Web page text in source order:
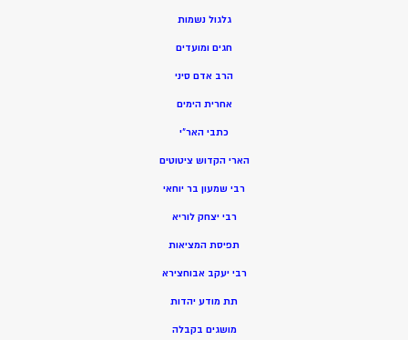
גלגול נשמות
חגים ומועדים
הרב אדם סיני
אחרית הימים
כתבי האר”י
הארי הקדוש ציטוטים
רבי שמעון בר יוחאי
רבי יצחק לוריא
תפיסת המציאות
רבי יעקב אבוחצירא
תת מודע יהדות
מושגים בקבלה